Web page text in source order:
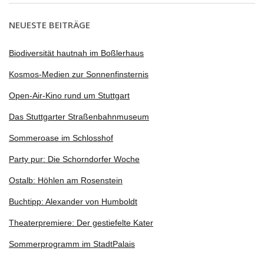
NEUESTE BEITRÄGE
Biodiversität hautnah im Boßlerhaus
Kosmos-Medien zur Sonnenfinsternis
Open-Air-Kino rund um Stuttgart
Das Stuttgarter Straßenbahnmuseum
Sommeroase im Schlosshof
Party pur: Die Schorndorfer Woche
Ostalb: Höhlen am Rosenstein
Buchtipp: Alexander von Humboldt
Theaterpremiere: Der gestiefelte Kater
Sommerprogramm im StadtPalais